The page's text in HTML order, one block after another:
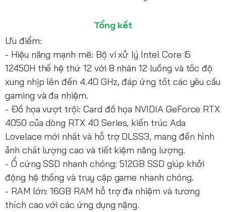
Tổng kết
Ưu điểm:
- Hiệu năng mạnh mẽ: Bộ vi xử lý Intel Core i5
12450H thế hệ thứ 12 với 8 nhân 12 luồng và tốc độ
xung nhịp lên đến 4.40 GHz, đáp ứng tốt các yêu cầu
gaming và đa nhiệm.
- Đồ họa vượt trội: Card đồ họa NVIDIA GeForce RTX
4050 của dòng RTX 40 Series, kiến trúc Ada
Lovelace mới nhất và hỗ trợ DLSS3, mang đến hình
ảnh chất lượng cao và tiết kiệm năng lượng.
- Ổ cứng SSD nhanh chóng: 512GB SSD giúp khởi
động hệ thống và truy cập game nhanh chóng.
- RAM lớn: 16GB RAM hỗ trợ đa nhiệm và tương
thích cao với các ứng dụng nặng.